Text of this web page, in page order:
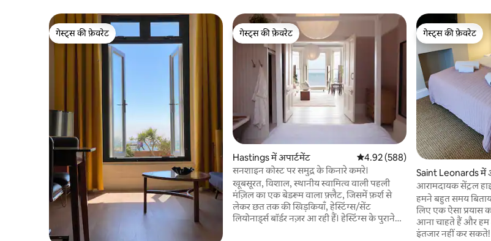
गेस्ट्स की फ़ेवरेट
गेस्ट्स की फ़ेवरेट
गेस्ट्स की फ़ेवरेट
गेस्ट्स की फ़ेवरेट
Hastings में अपार्टमेंट औसत रेटिंग 5 में से 4.92, 588 समीक्षाएँ
4.92 (588)
सनशाइन कोस्ट पर समुद्र के किनारे कमरे।
खूबसूरत, विशाल, स्थानीय स्वामित्व वाली पहली
मंज़िल का एक बेडरूम वाला फ़्लैट, जिसमें फ़र्श से
लेकर छत तक की खिड़कियाँ, हेस्टिंग्स/सेंट
लियोनार्ड्स बॉर्डर नज़र आ रही हैं। हेस्टिंग्स के पुराने
गेस्ट्स की फ़ेवरेट
गेस्ट्स की फ़ेवरेट
Saint Leonards में
आरामदायक सेंट्रल
हमने बहुत समय
लिए एक ऐसा प्रयास
आना चाहते हैं और
इंतजार नहीं कर सकते!